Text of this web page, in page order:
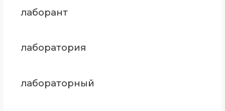
лаборант
лаборатория
лабораторный